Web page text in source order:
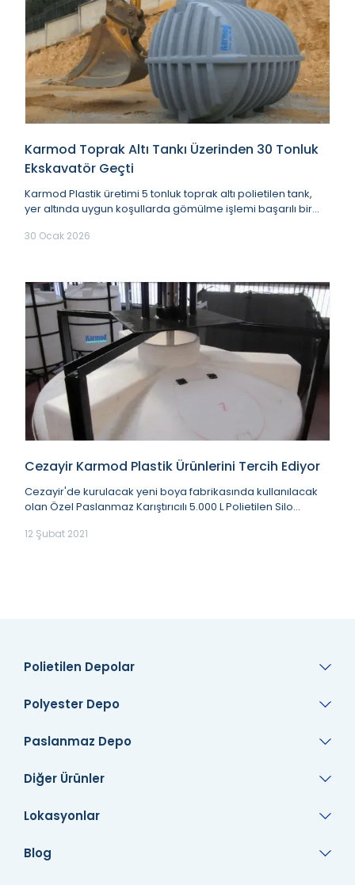
Karmod Toprak Altı Tankı Üzerinden 30 Tonluk
Ekskavatör Geçti
Karmod Plastik üretimi 5 tonluk toprak altı polietilen tank,
yer altında uygun koşullarda gömülme işlemi başarılı bir
30 Ocak 2026
Cezayir Karmod Plastik Ürünlerini Tercih Ediyor
Cezayir'de kurulacak yeni boya fabrikasında kullanılacak
olan Özel Paslanmaz Karıştırıcılı 5.000 L Polietilen Silo
12 Şubat 2021
Polietilen Depolar
Polyester Depo
Paslanmaz Depo
Diğer Ürünler
Lokasyonlar
Blog